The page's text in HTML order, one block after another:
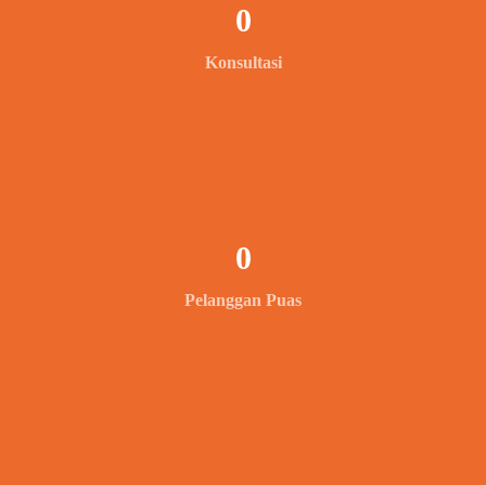
Konsultasi
0
Pelanggan Puas
0